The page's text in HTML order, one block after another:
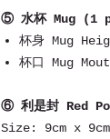
⑤ 水杯 Mug (1
杯身 Mug
杯口 Mug
⑥ 利是封 Red
Size: 9cm x